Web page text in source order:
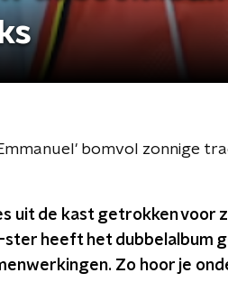
bomvol zonnige
uit de kast getrokken voor
ster heeft het dubbelalbum
Zo hoor je